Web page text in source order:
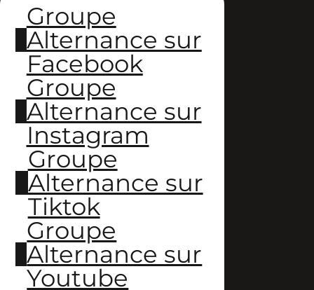
Groupe
Alternance sur
Facebook
Groupe
Alternance sur
Instagram
Groupe
Alternance sur
Tiktok
Groupe
Alternance sur
Youtube